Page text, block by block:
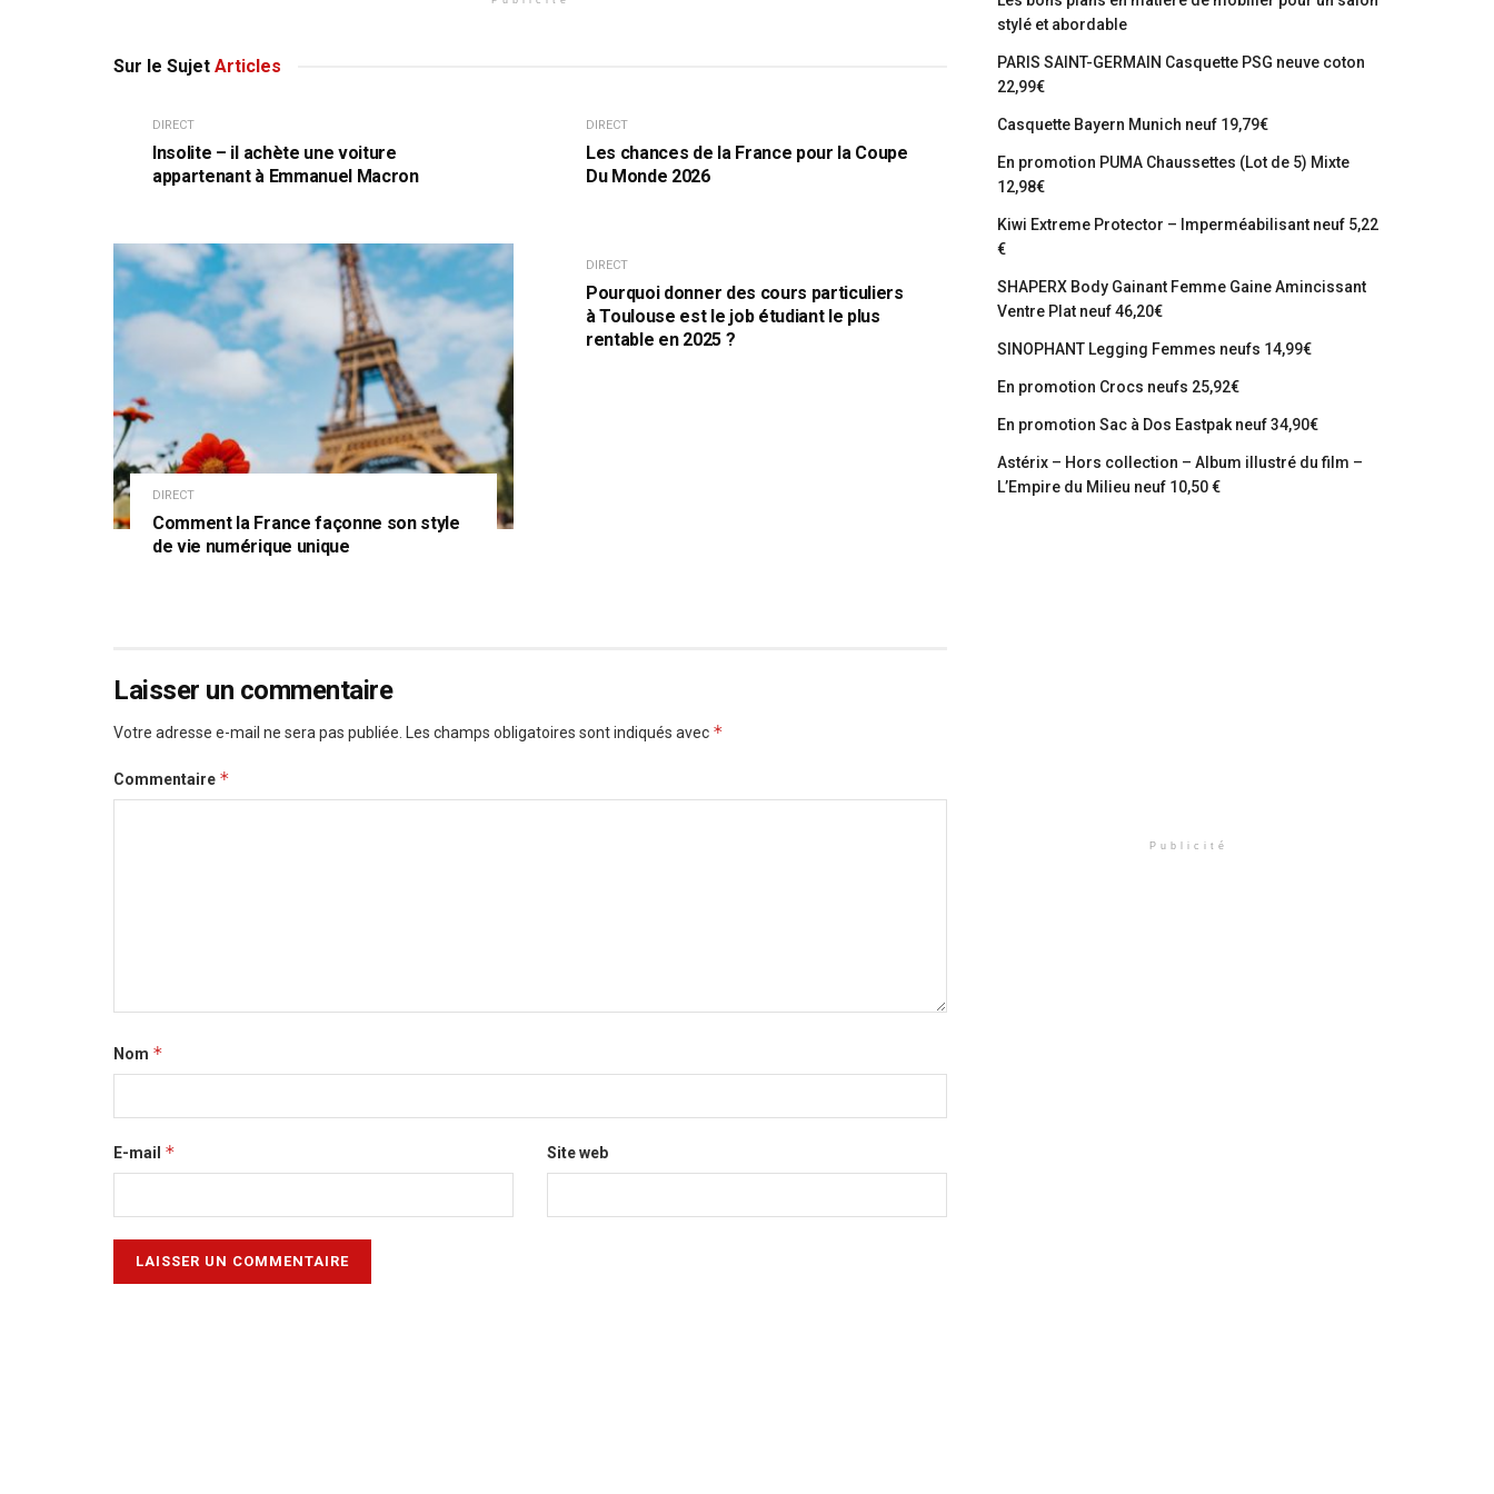
Sur le Sujet Articles
DIRECT
Insolite – il achète une voiture
appartenant à Emmanuel Macron
DIRECT
Les chances de la France pour la Coupe
Du Monde 2026
DIRECT
Comment la France façonne son style
de vie numérique unique
DIRECT
Pourquoi donner des cours particuliers
à Toulouse est le job étudiant le plus
rentable en 2025 ?
Laisser un commentaire
Votre adresse e-mail ne sera pas publiée. Les champs obligatoires sont indiqués avec *
Commentaire *
Nom *
E-mail * Site web
stylé et abordable
PARIS SAINT-GERMAIN Casquette PSG neuve coton
22,99€
Casquette Bayern Munich neuf 19,79€
En promotion PUMA Chaussettes (Lot de 5) Mixte
12,98€
Kiwi Extreme Protector – Imperméabilisant neuf 5,22
€
SHAPERX Body Gainant Femme Gaine Amincissant
Ventre Plat neuf 46,20€
SINOPHANT Legging Femmes neufs 14,99€
En promotion Crocs neufs 25,92€
En promotion Sac à Dos Eastpak neuf 34,90€
Astérix – Hors collection – Album illustré du film –
L’Empire du Milieu neuf 10,50 €
Publicité